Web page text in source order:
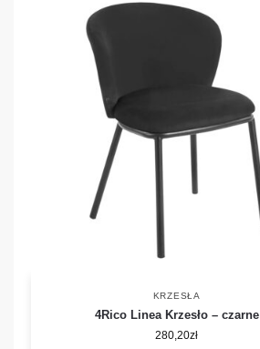
KRZESŁA
4Rico Linea Krzesło – czarne
280,20zł